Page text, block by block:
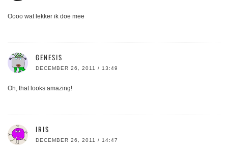
Oooo wat lekker ik doe mee
GENESIS
DECEMBER 26, 2011 / 13:49
Oh, that looks amazing!
IRIS
DECEMBER 26, 2011 / 14:47